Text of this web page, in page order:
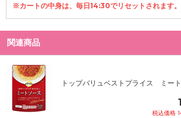
※カートの中身は、毎日14:30でリセットされます。
関連商品
トップバリュベストプライス ミー
税込価格